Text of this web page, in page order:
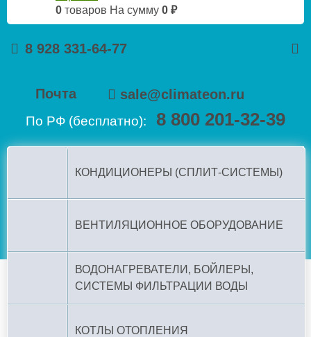
0 товаров На сумму 0 ₽
8 928 331-64-77
Почта sale@climateon.ru
По РФ (бесплатно): 8 800 201-32-39
КОНДИЦИОНЕРЫ (СПЛИТ-СИСТЕМЫ)
ВЕНТИЛЯЦИОННОЕ ОБОРУДОВАНИЕ
ВОДОНАГРЕВАТЕЛИ, БОЙЛЕРЫ,
СИСТЕМЫ ФИЛЬТРАЦИИ ВОДЫ
КОТЛЫ ОТОПЛЕНИЯ